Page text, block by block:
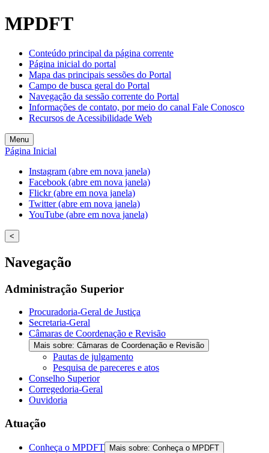
Welcome
to
One
Accessibility
screen
reader.
start
All
in
One
Accessibility
screen
reader,
press
"Ctrl
/".
This
shortcut
activates
screen
help
navigate
content.
MPDFT
Conteúdo principal da página corrente
Página inicial do portal
Mapa das principais sessões do Portal
Campo de busca geral do Portal
Navegação da sessão corrente do Portal
Informações de contato, por meio do canal Fale Conosco
Recursos de Acessibilidade Web
Menu
Página Inicial
Instagram (abre em nova janela)
Facebook (abre em nova janela)
Flickr (abre em nova janela)
Twitter (abre em nova janela)
YouTube (abre em nova janela)
<
Navegação
Administração Superior
Procuradoria-Geral de Justiça
Secretaria-Geral
Câmaras de Coordenação e Revisão
Mais sobre: Câmaras de Coordenação e Revisão
Pautas de julgamento
Pesquisa de pareceres e atos
Conselho Superior
Corregedoria-Geral
Ouvidoria
Atuação
Conheça o MPDFT Mais sobre: Conheça o MPDFT